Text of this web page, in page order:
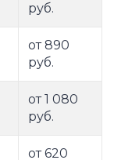
руб.
от 890
руб.
от 1 080
руб.
от 620